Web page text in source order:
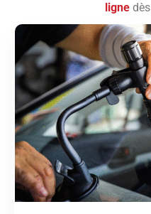
lignedès